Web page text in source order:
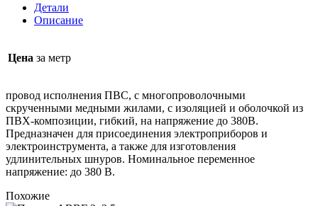
Детали
Описание
Цена за метр
провод исполнения ПВС, с многопроволочными
скрученными медными жилами, с изоляцией и оболочкой из
ПВХ-композиции, гибкий, на напряжение до 380В.
Предназначен для присоединения электроприборов и
электроинструмента, а также для изготовления
удлинительных шнуров. Номинальное переменное
напряжение: до 380 В.
Похожие